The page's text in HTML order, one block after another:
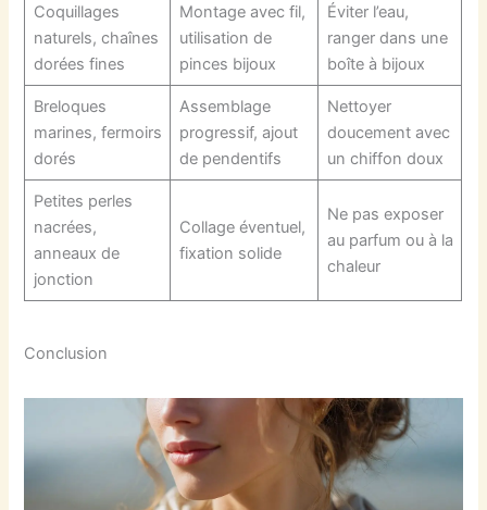
Coquillages
naturels, chaînes
dorées fines
Montage avec fil,
utilisation de
pinces bijoux
Éviter l’eau,
ranger dans une
boîte à bijoux
Breloques
marines, fermoirs
dorés
Assemblage
progressif, ajout
de pendentifs
Nettoyer
doucement avec
un chiffon doux
Petites perles
nacrées,
anneaux de
jonction
Collage éventuel,
fixation solide
Ne pas exposer
au parfum ou à la
chaleur
Conclusion